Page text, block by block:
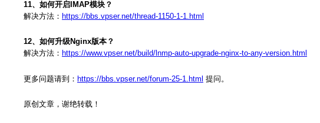
11、如何开启IMAP模块？
解决方法： https://bbs.vpser.net/thread-1150-1-1.html
12、如何升级Nginx版本？
解决方法： https://www.vpser.net/build/lnmp-auto-upgrade-nginx-to-any-version.html
更多问题请到： https://bbs.vpser.net/forum-25-1.html 提问。
原创文章，谢绝转载！